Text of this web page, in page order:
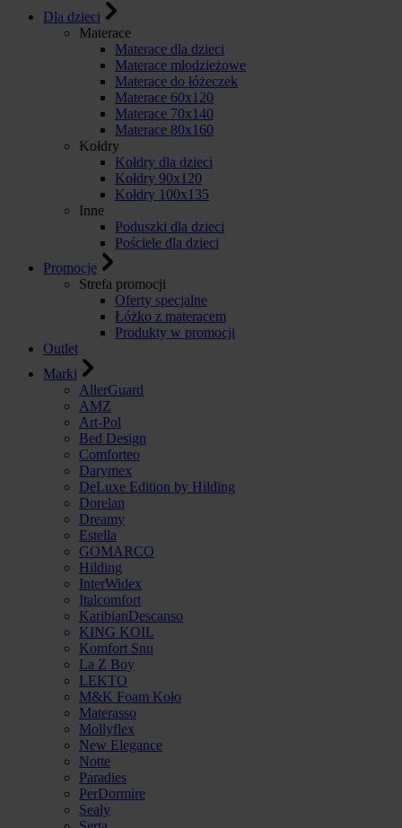
Dla dzieci
Materace
Materace dla dzieci
Materace młodzieżowe
Materace do łóżeczek
Materace 60x120
Materace 70x140
Materace 80x160
Kołdry
Kołdry dla dzieci
Kołdry 90x120
Kołdry 100x135
Inne
Poduszki dla dzieci
Pościele dla dzieci
Promocje
Strefa promocji
Oferty specjalne
Łóżko z materacem
Produkty w promocji
Outlet
Marki
AllerGuard
AMZ
Art-Pol
Bed Design
Comforteo
Darymex
DeLuxe Edition by Hilding
Dorelan
Dreamy
Estella
GOMARCO
Hilding
InterWidex
Italcomfort
KaribianDescanso
KING KOIL
Komfort Snu
La Z Boy
LEKTO
M&K Foam Koło
Materasso
Mollyflex
New Elegance
Notte
Paradies
PerDormire
Sealy